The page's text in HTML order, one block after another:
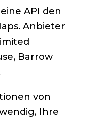
API den
Anbieter
Barrow
von
Ihre